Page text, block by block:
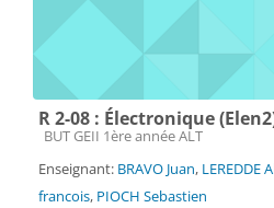
R 2-08 : Électronique
Catégorie de cours
BUT GEII 1ère année ALT
Enseignant: BRAVO Juan, LEREDDE
francois, PIOCH Sebastien